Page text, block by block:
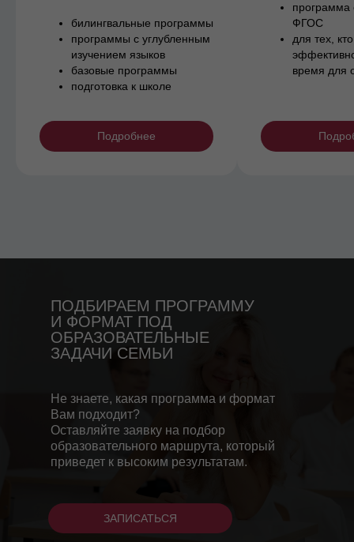
билингвальные программы
программы с углубленным
изучением языков
базовые программы
подготовка к школе
Подробнее
программа
ФГОС
для тех,
время для
ПОДБИРАЕМ ПРОГРАММУ
И ФОРМАТ ПОД
ОБРАЗОВАТЕЛЬНЫЕ
ЗАДАЧИ СЕМЬИ
ЗАПИСАТЬСЯ
Не знаете, какая программа и формат
Вам подходит?
Оставляйте заявку на подбор
образовательного маршрута, который
приведет к высоким результатам.